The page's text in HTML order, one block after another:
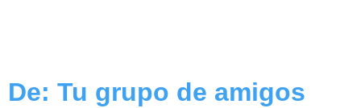
De: Tu grupo de amigos